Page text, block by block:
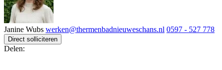
Janine Wubs werken@thermenbadnieuweschans.nl 0597 - 527 778
Direct solliciteren
Delen: